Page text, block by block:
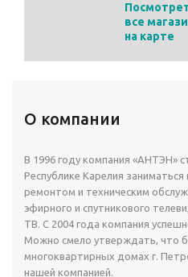
все
на карте
О компании
В 1996 году компания «АНТЭН»
Республике Карелия
ремонтом и техническим
эфирного и спутникового
ТВ. С 2004 года компания
Можно смело утверждать, что
многоквартирных домах г.
нашей компанией.